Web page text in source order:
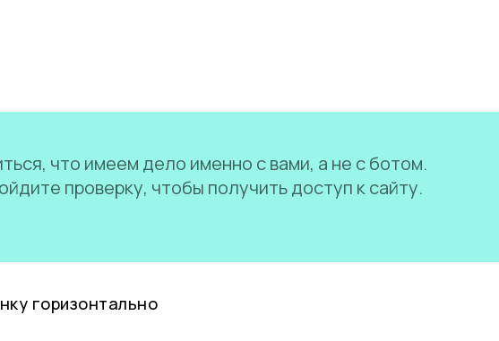
что имеем дело именно с вами, а не с ботом.
проверку, чтобы получить доступ к сайту.
горизонтально